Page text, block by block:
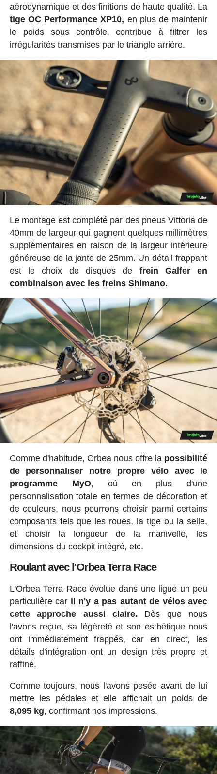
aérodynamique et des finitions de haute qualité. La
tige OC Performance XP10, en plus de maintenir
le poids sous contrôle, contribue à filtrer les
irrégularités transmises par le triangle arrière.
Le montage est complété par des pneus Vittoria de
40mm de largeur qui gagnent quelques millimètres
supplémentaires en raison de la largeur intérieure
généreuse de la jante de 25mm. Un détail frappant
est le choix de disques de frein Galfer en
combinaison avec les freins Shimano.
Comme d'habitude, Orbea nous offre la possibilité
de personnaliser notre propre vélo avec le
programme MyO, où en plus d'une
personnalisation totale en termes de décoration et
de couleurs, nous pourrons choisir parmi certains
composants tels que les roues, la tige ou la selle,
et choisir la longueur de la manivelle, les
dimensions du cockpit intégré, etc.
Roulant avec l'Orbea Terra Race
L'Orbea Terra Race évolue dans une ligue un peu
particulière car il n'y a pas autant de vélos avec
cette approche aussi claire. Dès que nous
l'avons reçue, sa légèreté et son esthétique nous
ont immédiatement frappés, car en direct, les
détails d'intégration ont un design très propre et
raffiné.
Comme toujours, nous l'avons pesée avant de lui
mettre les pédales et elle affichait un poids de
8,095 kg, confirmant nos impressions.